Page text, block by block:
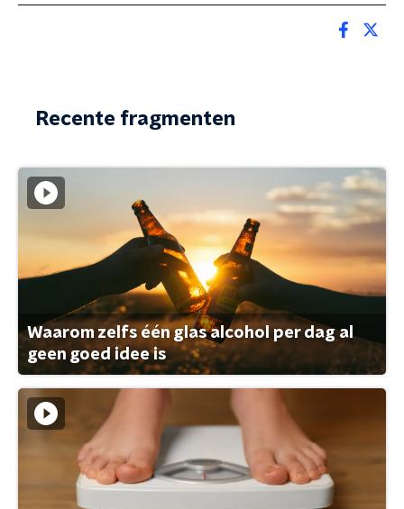
Recente fragmenten
Waarom zelfs één glas alcohol per dag al
geen goed idee is